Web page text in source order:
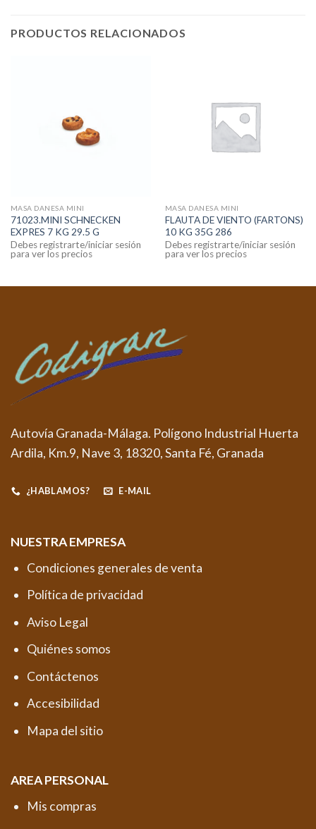
PRODUCTOS RELACIONADOS
MASA DANESA MINI
71023.MINI SCHNECKEN
EXPRES 7 KG 29.5 G
Debes registrarte/iniciar sesión
para ver los precios
MASA DANESA MINI
FLAUTA DE VIENTO (FARTONS)
10 KG 35G 286
Debes registrarte/iniciar sesión
para ver los precios
Autovía Granada-Málaga. Polígono Industrial Huerta
Ardila, Km.9, Nave 3, 18320, Santa Fé, Granada
¿HABLAMOS? E-MAIL
NUESTRA EMPRESA
Condiciones generales de venta
Política de privacidad
Aviso Legal
Quiénes somos
Contáctenos
Accesibilidad
Mapa del sitio
AREA PERSONAL
Mis compras